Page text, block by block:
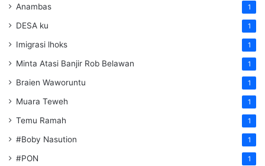
Anambas 1
DESA ku 1
Imigrasi lhoks 1
Minta Atasi Banjir Rob Belawan 1
Braien Waworuntu 1
Muara Teweh 1
Temu Ramah 1
#Boby Nasution 1
#PON 1